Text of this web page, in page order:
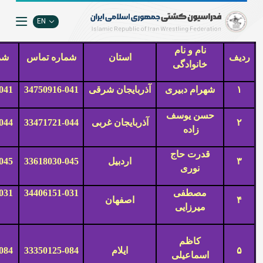
EN
ردیف
نام و نام
خانوادگی
استان شماره تماس
۱ شهرام دبیری آذربایجان شرقی 34750916-041
۲
حسن یوسف
زاده
آذربایجان غربی 33471721-044
۳
قدرت حاج
نوری
اردبیل 33618030-045
۴
مصطفی
میرزایی
اصفهان
34406151-031
۵
کاظم
اسماعیلی
ایلام 33350125-084